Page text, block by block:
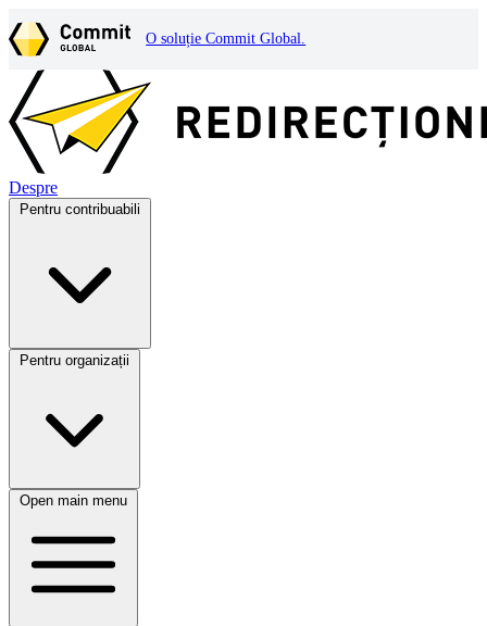
O soluție Commit Global.
Despre
Pentru contribuabili
Pentru organizații
Open main menu